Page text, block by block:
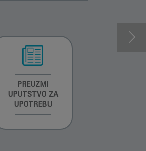
PREUZMI
UPUTSTVO ZA
UPOTREBU